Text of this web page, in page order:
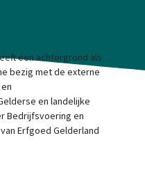
een achtergrond als
bezig met de externe
en landelijke
Bedrijfsvoering en
Erfgoed Gelderland